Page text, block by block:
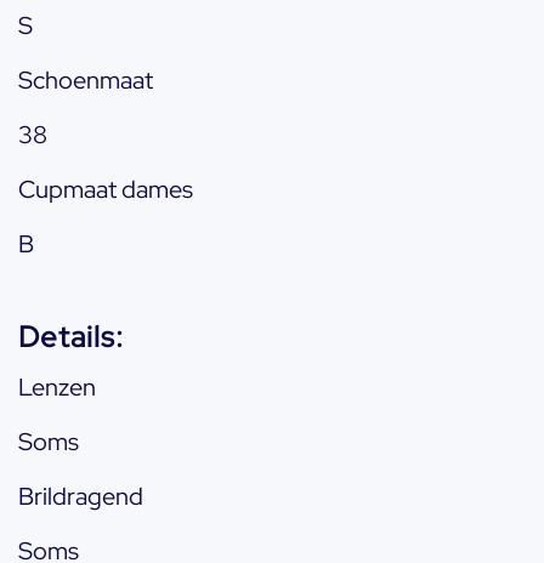
S
Schoenmaat
38
Cupmaat dames
B
Details:
Lenzen
Soms
Brildragend
Soms